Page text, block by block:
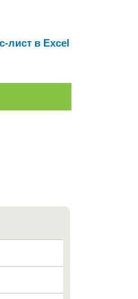
лист в Excel